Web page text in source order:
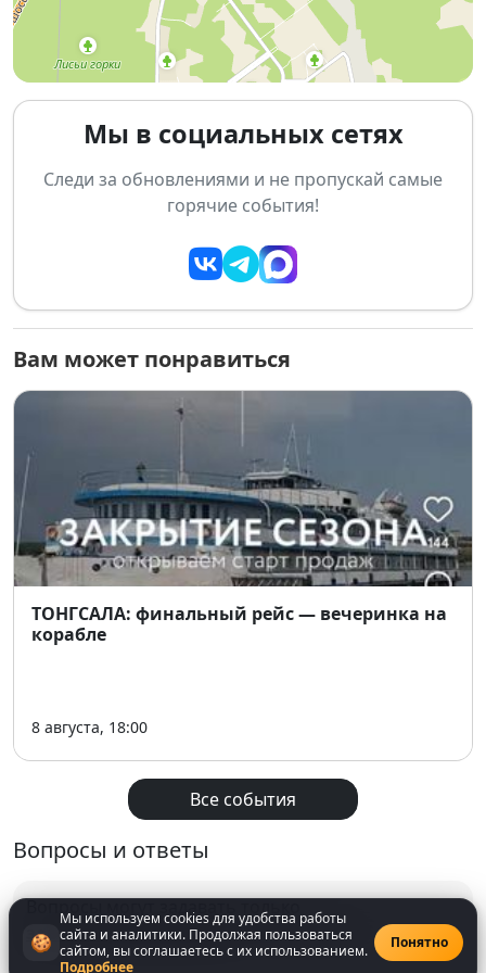
📌 Основная информация:
📅 Дата: 1 июня 2026
🕔 Время: 17:00
📍 Место: ТРК «Эдем», 1-й этаж
🎟 Вход: свободный
Мы в социальных сетях
Следи за обновлениями и не пропускай самые
горячие события!
Вам может понравиться
ТОНГСАЛА: финальный рейс — вечеринка на
корабле
8 августа, 18:00
Все события
Вопросы и ответы
Вопросы могут задавать только
зарегистрированнныепользователи
🍪
Мы используем cookies для удобства работы
сайта и аналитики. Продолжая пользоваться
сайтом, вы соглашаетесь с их использованием.
Подробнее
Понятно